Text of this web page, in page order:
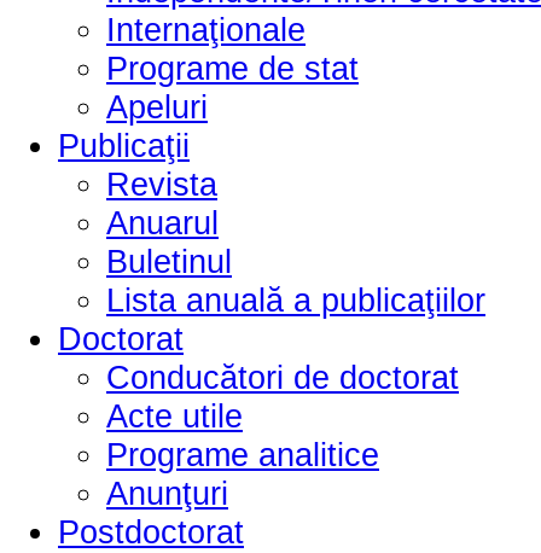
Internaţionale
Programe de stat
Apeluri
Publicaţii
Revista
Anuarul
Buletinul
Lista anuală a publicaţiilor
Doctorat
Conducători de doctorat
Acte utile
Programe analitice
Anunţuri
Postdoctorat